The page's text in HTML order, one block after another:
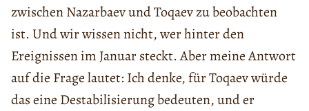
zwischen Nazarbaev und Toqaev zu beobachten
ist. Und wir wissen nicht, wer hinter den
Ereignissen im Januar steckt. Aber meine Antwort
auf die Frage lautet: Ich denke, für Toqaev würde
das eine Destabilisierung bedeuten, und er